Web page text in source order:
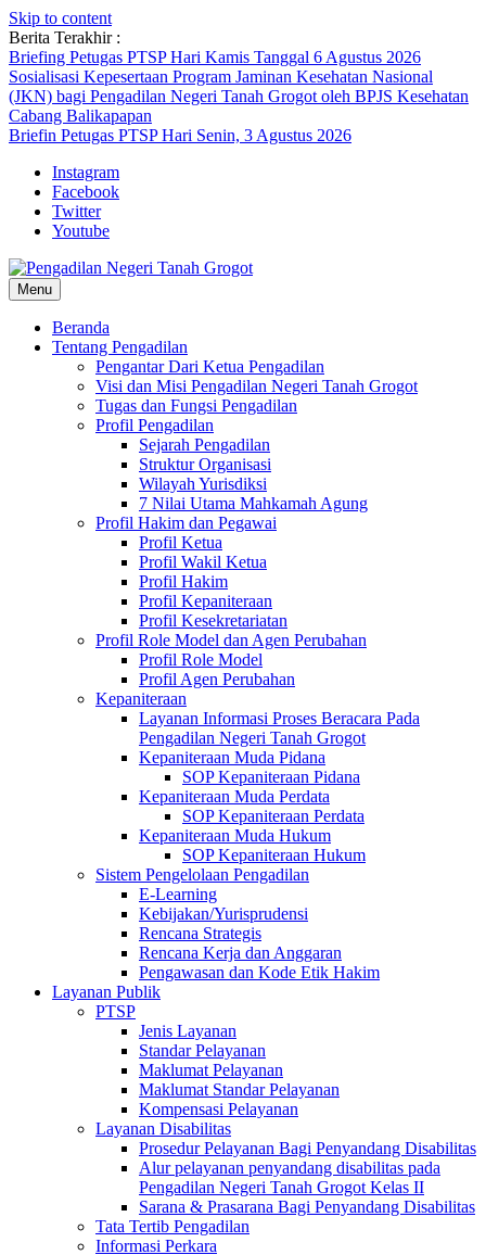
Skip to content
Berita Terakhir :
Briefing Petugas PTSP Hari Kamis Tanggal 6 Agustus 2026
Sosialisasi Kepesertaan Program Jaminan Kesehatan Nasional
(JKN) bagi Pengadilan Negeri Tanah Grogot oleh BPJS Kesehatan
Cabang Balikapapan
Briefin Petugas PTSP Hari Senin, 3 Agustus 2026
Instagram
Facebook
Twitter
Youtube
Menu
Beranda
Tentang Pengadilan
Pengantar Dari Ketua Pengadilan
Visi dan Misi Pengadilan Negeri Tanah Grogot
Tugas dan Fungsi Pengadilan
Profil Pengadilan
Sejarah Pengadilan
Struktur Organisasi
Wilayah Yurisdiksi
7 Nilai Utama Mahkamah Agung
Profil Hakim dan Pegawai
Profil Ketua
Profil Wakil Ketua
Profil Hakim
Profil Kepaniteraan
Profil Kesekretariatan
Profil Role Model dan Agen Perubahan
Profil Role Model
Profil Agen Perubahan
Kepaniteraan
Layanan Informasi Proses Beracara Pada
Pengadilan Negeri Tanah Grogot
Kepaniteraan Muda Pidana
SOP Kepaniteraan Pidana
Kepaniteraan Muda Perdata
SOP Kepaniteraan Perdata
Kepaniteraan Muda Hukum
SOP Kepaniteraan Hukum
Sistem Pengelolaan Pengadilan
E-Learning
Kebijakan/Yurisprudensi
Rencana Strategis
Rencana Kerja dan Anggaran
Pengawasan dan Kode Etik Hakim
Layanan Publik
PTSP
Jenis Layanan
Standar Pelayanan
Maklumat Pelayanan
Maklumat Standar Pelayanan
Kompensasi Pelayanan
Layanan Disabilitas
Prosedur Pelayanan Bagi Penyandang Disabilitas
Alur pelayanan penyandang disabilitas pada
Pengadilan Negeri Tanah Grogot Kelas II
Sarana & Prasarana Bagi Penyandang Disabilitas
Tata Tertib Pengadilan
Informasi Perkara